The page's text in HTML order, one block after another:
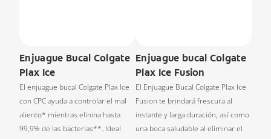
Enjuague Bucal Colgate
Plax Ice
El enjuague bucal Colgate Plax Ice
con CPC ayuda a controlar el mal
aliento* mientras elinina hasta
99,9% de las bacterias**. Ideal
Enjuague bucal Colgate
Plax Ice Fusion
El Enjuague Bucal Colgate Plax Ice
Fusion te brindará frescura al
instante y larga duración, así como
una boca saludable al eliminar el